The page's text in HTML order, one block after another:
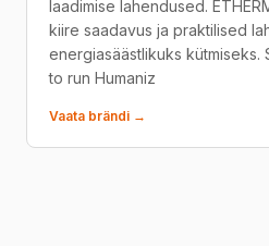
laadimise lahendused.
kiire saadavus ja praktilised
energiasäästlikuks
to run Humaniz
Vaata brändi →